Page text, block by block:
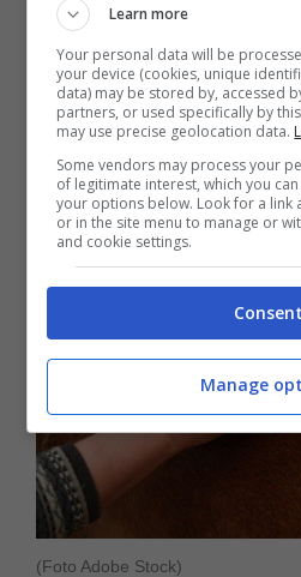
essere cagionato anche
dell’influenza equina,
parassiti all’interno del
polmonite e da asma
(Foto Adobe Stock)
Learn more
Your personal data will be
your device (cookies, unique
data) may be stored by, accessed
partners, or used specifically by
may use precise geolocation data.
Some vendors may process your
of legitimate interest, which you
your options below. Look for a link
or in the site menu to manage or
and cookie settings.
Consent
Manage